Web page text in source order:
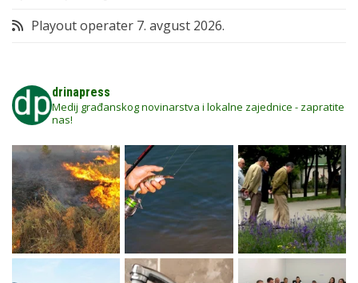
Playout operater 7. avgust 2026.
drinapress
Medij građanskog novinarstva i lokalne zajednice - zapratite
nas!